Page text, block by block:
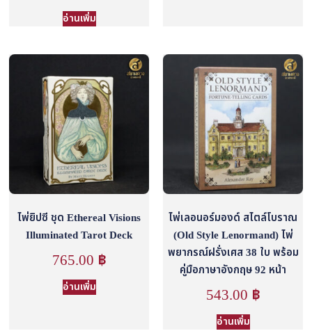
อ่านเพิ่ม
ไพ่ยิปซี ชุด Ethereal Visions
Illuminated Tarot Deck
765.00 ฿
อ่านเพิ่ม
ไพ่เลอนอร์มองด์ สไตล์โบราณ
(Old Style Lenormand) ไพ่
พยากรณ์ฝรั่งเศส 38 ใบ พร้อม
คู่มือภาษาอังกฤษ 92 หน้า
543.00 ฿
อ่านเพิ่ม